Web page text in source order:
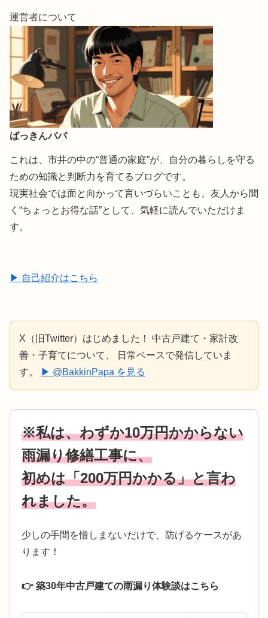
運営者について
ばっきんパパ
これは、市井の中の“普通の家庭”が、自分の暮らしを守る
ための知識と判断力を育てるブログです。
現実社会では面と向かって言いづらいことも、友人から聞
く“ちょっとお得な話”として、気軽に読んでいただけま
す。
▶ 自己紹介はこちら
X（旧Twitter）はじめました！ 中古戸建て・家計改
善・子育てについて、 日常ベースで発信していま
す。
▶ @BakkinPapa を見る
※私は、わずか10万円かからない
雨漏り修繕工事に、
初めは「200万円かかる」と言わ
れました。
少しの手間を惜しまないだけで、防げるケースがあ
ります！
👉 築30年中古戸建ての雨漏り体験談はこちら